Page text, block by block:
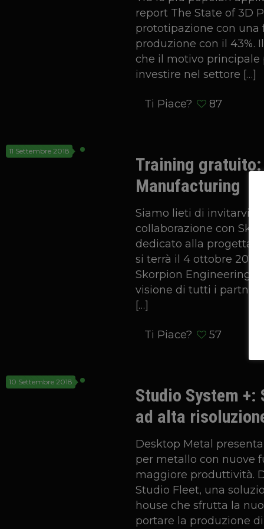
report The State of 3D
prototipazione con una
produzione con il 43%.
che il motivo principale
investire nel settore […]
Ti Piace? 87
11 Settembre 2018
Training
Manufacturing
Siamo lieti di invitarvi
collaborazione con
dedicato alla
si terrà il 4 ottobre
Skorpion Engineering.
visione di tutti i partner
[…]
Ti Piace? 57
10 Settembre 2018
Studio System +:
ad alta
Desktop Metal
per metallo con nuove
maggiore produttività.
Studio Fleet, una
house che sfrutta la
portare la produzione